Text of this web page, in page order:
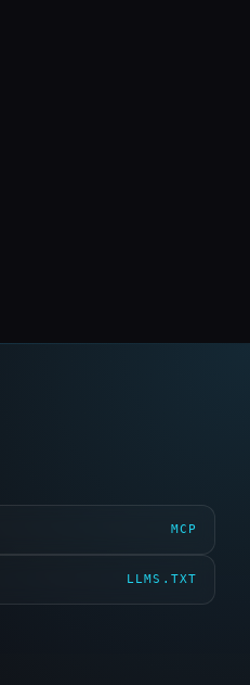
MCP
LLMS.TXT